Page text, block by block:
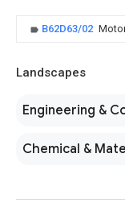
B62D63/02
Landscapes
Engineering &
Chemical &